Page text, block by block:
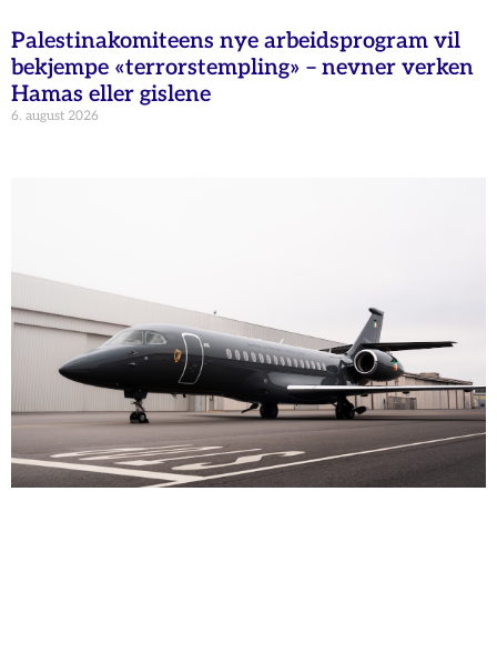
Palestinakomiteens nye arbeidsprogram vil
bekjempe «terrorstempling» – nevner verken
Hamas eller gislene
6. august 2026